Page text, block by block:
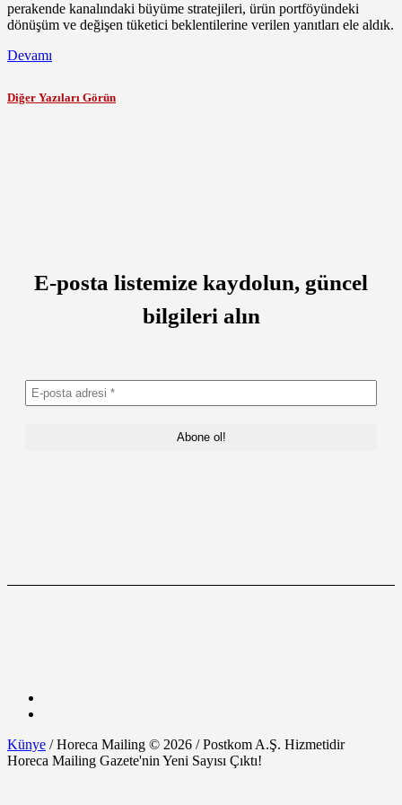
perakende kanalındaki büyüme stratejileri, ürün portföyündeki
dönüşüm ve değişen tüketici beklentilerine verilen yanıtları ele aldık.
Devamı
Diğer Yazıları Görün
E-posta listemize kaydolun, güncel
bilgileri alın
Künye / Horeca Mailing © 2026 / Postkom A.Ş. Hizmetidir
Horeca Mailing Gazete'nin Yeni Sayısı Çıktı!